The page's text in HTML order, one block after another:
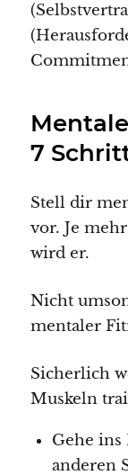
7
Stell dir
vor. Je
wird er.
Nicht
mentaler
Sicherlich
Muskeln
Gehe ins
anderen